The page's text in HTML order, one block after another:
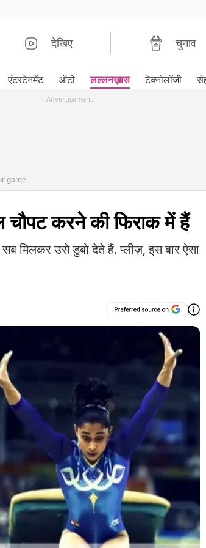
देखिए चुनाव
एंटरटेनमेंट ऑटो लल्लनख़ास टेक्नोलॉजी
Advertisement
game
चौपट करने की फिराक में हैं
सब मिलकर उसे डुबो देते हैं. प्लीज़, इस बार ऐसा